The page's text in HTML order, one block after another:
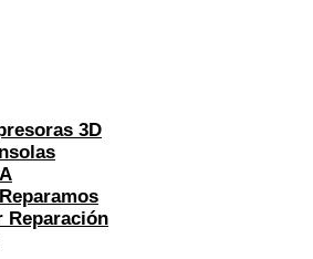
3D
Reparación